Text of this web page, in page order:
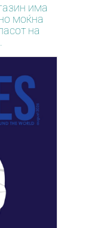
има
моќна
на